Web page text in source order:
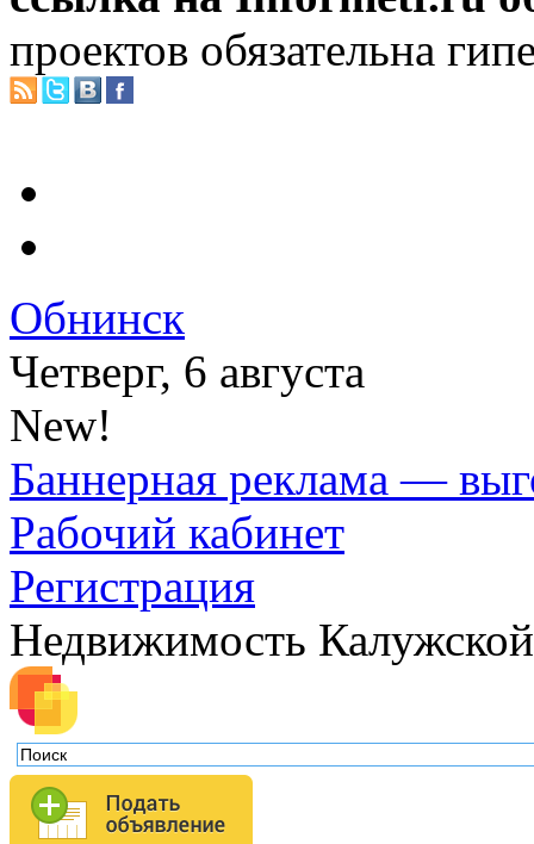
проектов обязательна
Обнинск
Четверг, 6 августа
New!
Баннерная реклама —
Рабочий кабинет
Регистрация
Недвижимость